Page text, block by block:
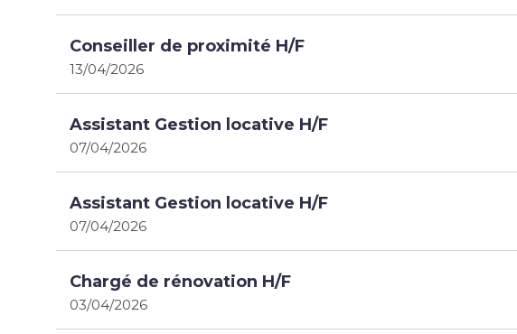
Conseiller de proximité H/F
13/04/2026
Assistant Gestion locative H/F
07/04/2026
Assistant Gestion locative H/F
07/04/2026
Chargé de rénovation H/F
03/04/2026